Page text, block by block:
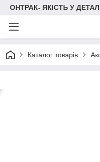
ОНТРАК- ЯКІСТЬ У
Каталог товарів